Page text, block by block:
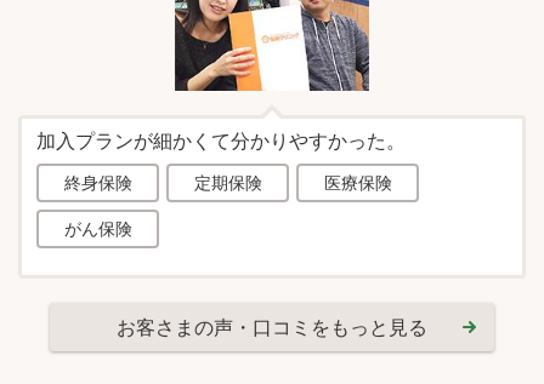
加入プランが細かくて分かりやすかった。
終身保険 定期保険 医療保険
がん保険
お客さまの声・口コミをもっと見る